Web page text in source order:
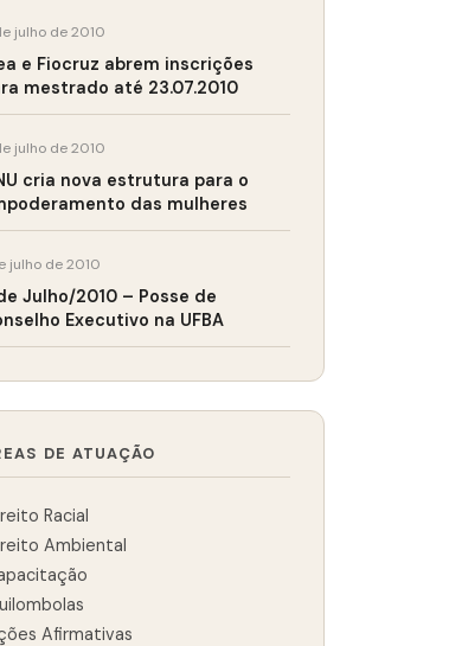
julho de 2010
e Fiocruz abrem inscrições
mestrado até 23.07.2010
julho de 2010
cria nova estrutura para o
das mulheres
julho de 2010
Julho/2010 – Posse de
Executivo na UFBA
DE ATUAÇÃO
Racial
Ambiental
Afirmativas